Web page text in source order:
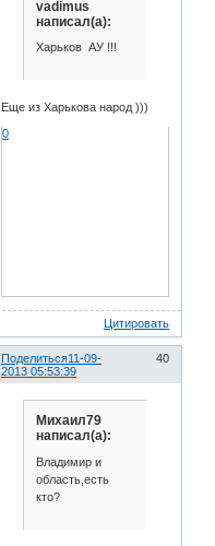
vadimus
написал(а):
Харьков АУ !!!
Еще из Харькова народ )))
0
Цитировать
Поделиться 40
11-09-
2013 05:53:39
Михаил79
написал(а):
Владимир и
область,есть
кто?